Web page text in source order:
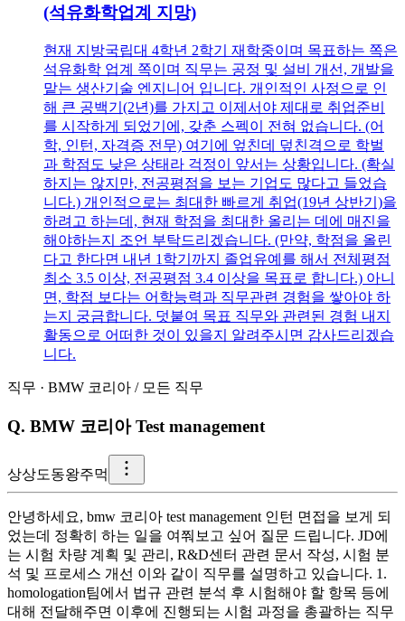
(석유화학업계 지망)
현재 지방국립대 4학년 2학기 재학중이며 목표하는 쪽은
석유화학 업계 쪽이며 직무는 공정 및 설비 개선, 개발을
맡는 생산기술 엔지니어 입니다. 개인적인 사정으로 인
해 큰 공백기(2년)를 가지고 이제서야 제대로 취업준비
를 시작하게 되었기에, 갖춘 스펙이 전혀 없습니다. (어
학, 인턴, 자격증 전무) 여기에 엎친데 덮친격으로 학벌
과 학점도 낮은 상태라 걱정이 앞서는 상황입니다. (확실
하지는 않지만, 전공평점을 보는 기업도 많다고 들었습
니다.) 개인적으로는 최대한 빠르게 취업(19년 상반기)을
하려고 하는데, 현재 학점을 최대한 올리는 데에 매진을
해야하는지 조언 부탁드리겠습니다. (만약, 학점을 올린
다고 한다면 내년 1학기까지 졸업유예를 해서 전체평점
최소 3.5 이상, 전공평점 3.4 이상을 목표로 합니다.) 아니
면, 학점 보다는 어학능력과 직무관련 경험을 쌓아야 하
는지 궁금합니다. 덧붙여 목표 직무와 관련된 경험 내지
활동으로 어떠한 것이 있을지 알려주시면 감사드리겠습
니다.
직무 · BMW 코리아 / 모든 직무
Q. BMW 코리아 Test management
상상도동왕주먹
안녕하세요, bmw 코리아 test management 인턴 면접을 보게 되
었는데 정확히 하는 일을 여쭤보고 싶어 질문 드립니다. JD에
는 시험 차량 계획 및 관리, R&D센터 관련 문서 작성, 시험 분
석 및 프로세스 개선 이와 같이 직무를 설명하고 있습니다. 1.
homologation팀에서 법규 관련 분석 후 시험해야 할 항목 등에
대해 전달해주면 이후에 진행되는 시험 과정을 총괄하는 직무